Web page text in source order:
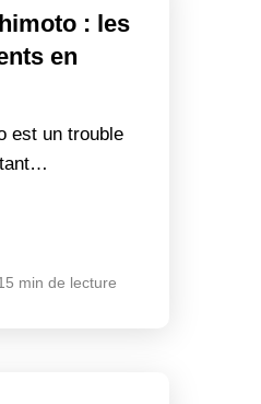
: les
en
est un trouble
min de lecture